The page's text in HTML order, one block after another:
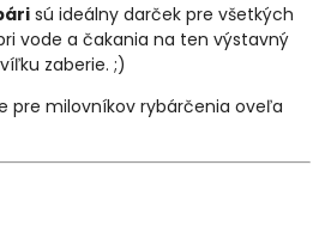
sú ideálny darček pre všetkých
vode a čakania na ten výstavný
zaberie. ;)
pre milovníkov rybárčenia oveľa